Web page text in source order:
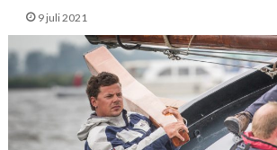
9 juli 2021